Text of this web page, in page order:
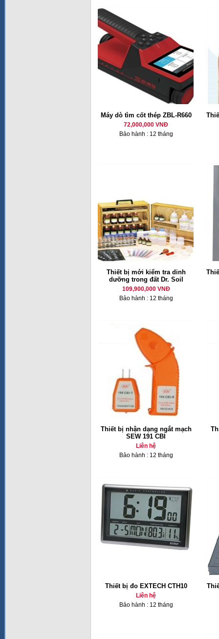
Máy dò tìm cốt thép ZBL-R660
72,000,000 VNĐ
Bảo hành : 12 tháng
Thiết bị mới kiểm tra dinh
dưỡng trong đất Dr. Soil
109,900,000 VNĐ
Bảo hành : 12 tháng
Thiết bị nhận dạng ngắt mạch
SEW 191 CBI
Liên hệ
Bảo hành : 12 tháng
Thiết bị đo EXTECH CTH10
Liên hệ
Bảo hành : 12 tháng